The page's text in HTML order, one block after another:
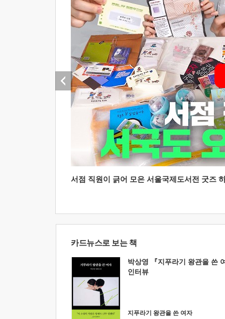
서점 직원이 긁어 모은 서울국제도서전 굿즈
카드뉴스로 보는 책
박상영 『지푸라기 왕관을 쓴
인터뷰
지푸라기 왕관을 쓴 여자